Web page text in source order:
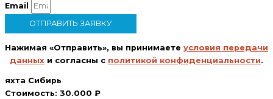
Email
ОТПРАВИТЬ ЗАЯВКУ
Нажимая «Отправить», вы принимаете условия передачи
данных и согласны с политикой конфиденциальности.
яхта Сибирь
Стоимость: 30.000 ₽